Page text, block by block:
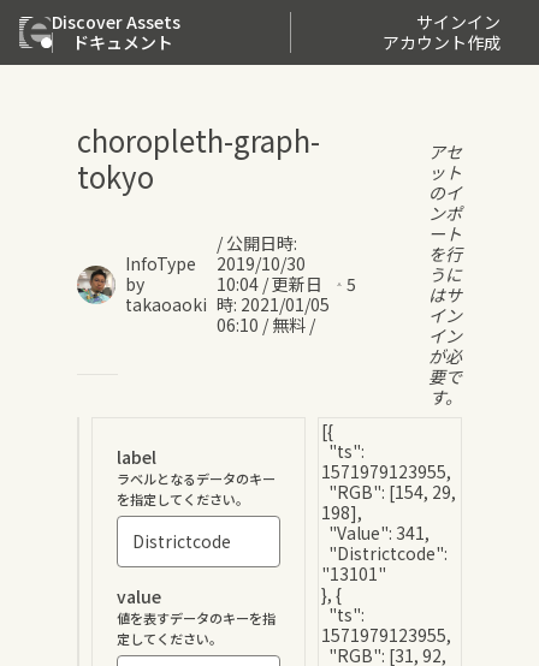
Discover Assets
ドキュメント
サインイン
アカウント作成
choropleth-graph-
tokyo
InfoType
by
takaoaoki
/ 公開日時:
2019/10/30
10:04 /更新日
時: 2021/01/05
06:10 / 無料 /
5
アセ
ット
のイ
ンポ
ート
を行
うに
はサ
イン
イン
が必
要で
す。
label
ラベルとなるデータのキー
を指定してください。
value
値を表すデータのキーを指
定してください。